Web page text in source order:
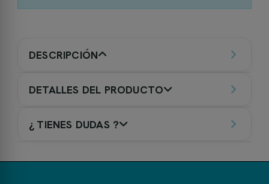
DESCRIPCIÓN
DETALLES DEL PRODUCTO
¿ TIENES DUDAS ?